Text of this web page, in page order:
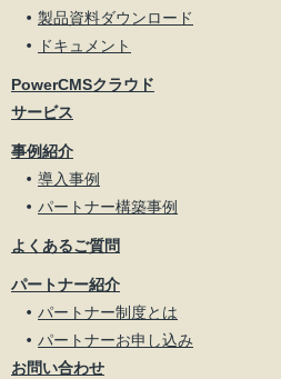
製品資料ダウンロード
ドキュメント
PowerCMSクラウド
サービス
事例紹介
導入事例
パートナー構築事例
よくあるご質問
パートナー紹介
パートナー制度とは
パートナーお申し込み
お問い合わせ